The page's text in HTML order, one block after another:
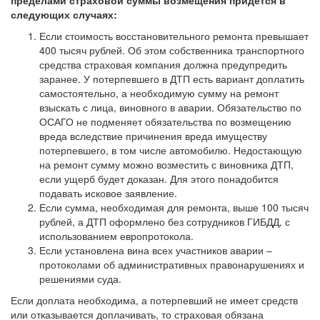
следующих случаях:
Если стоимость восстановительного ремонта превышает
400 тысяч рублей. Об этом собственника транспортного
средства страховая компания должна предупредить
заранее. У потерпевшего в ДТП есть вариант доплатить
самостоятельно, а необходимую сумму на ремонт
взыскать с лица, виновного в аварии. Обязательство по
ОСАГО не подменяет обязательства по возмещению
вреда вследствие причинения вреда имуществу
потерпевшего, в том числе автомобилю. Недостающую
на ремонт сумму можно возместить с виновника ДТП,
если ущерб будет доказан. Для этого понадобится
подавать исковое заявление.
Если сумма, необходимая для ремонта, выше 100 тысяч
рублей, а ДТП оформлено без сотрудников ГИБДД, с
использованием европротокола.
Если установлена вина всех участников аварии –
протоколами об административных правонарушениях и
решениями суда.
Если доплата необходима, а потерпевший не имеет средств
или отказывается доплачивать, то страховая обязана